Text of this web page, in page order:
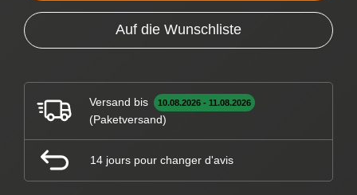
Auf die Wunschliste
Versand bis 10.08.2026 - 11.08.2026
(Paketversand)
14 jours pour changer d'avis